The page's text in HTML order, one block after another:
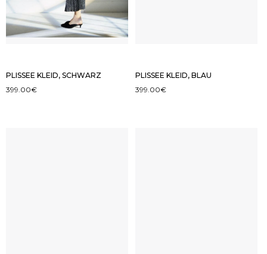
PLISSEE KLEID, SCHWARZ
399.00€
PLISSEE KLEID, BLAU
399.00€